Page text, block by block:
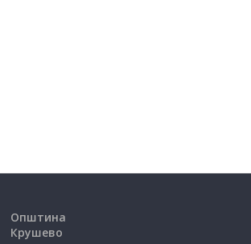
Општина
Крушево